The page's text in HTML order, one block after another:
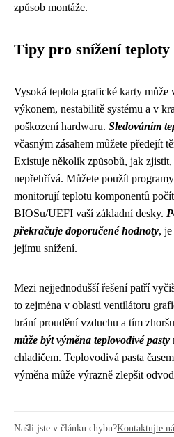
způsob montáže.
Tipy pro snížení teploty
Vysoká teplota grafické karty může
výkonem, nestabilitě systému a v
poškození hardwaru. Sledováním
včasným zásahem můžete předejít
Existuje několik způsobů, jak zjistit,
nepřehřívá. Můžete použít
monitorují teplotu komponentů
BIOSu/UEFI vaší základní desky.
překračuje doporučené hodnoty,
jejímu snížení.
Mezi nejjednodušší řešení patří
to zejména v oblasti ventilátoru
brání proudění vzduchu a tím
může být výměna teplovodivé pasty
chladičem. Teplovodivá pasta
výměna může výrazně zlepšit
Našli jste v článku chybu?Kontaktujte